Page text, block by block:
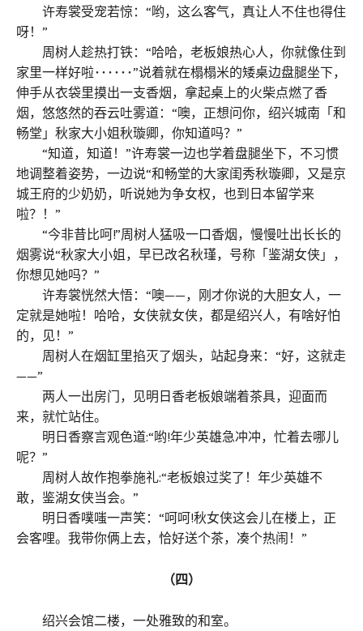
许寿裳受宠若惊：“哟，这么客气，真让人不住也得住
呀！”
周树人趁热打铁：“哈哈，老板娘热心人，你就像住到
家里一样好啦･･････”说着就在榻榻米的矮桌边盘腿坐下，
伸手从衣袋里摸出一支香烟，拿起桌上的火柴点燃了香
烟，悠悠然的吞云吐雾道：“噢，正想问你，绍兴城南「和
畅堂」秋家大小姐秋璇卿，你知道吗？”
“知道，知道！”许寿裳一边也学着盘腿坐下，不习惯
地调整着姿势，一边说“和畅堂的大家闺秀秋璇卿，又是京
城王府的少奶奶，听说她为争女权，也到日本留学来
啦？！”
“今非昔比呵!”周树人猛吸一口香烟，慢慢吐出长长的
烟雾说“秋家大小姐，早已改名秋瑾，号称「鉴湖女侠」，
你想见她吗？”
许寿裳恍然大悟：“噢——，刚才你说的大胆女人，一
定就是她啦！哈哈，女侠就女侠，都是绍兴人，有啥好怕
的，见！”
周树人在烟缸里掐灭了烟头，站起身来：“好，这就走
——”
两人一出房门，见明日香老板娘端着茶具，迎面而
来，就忙站住。
明日香察言观色道:“哟!年少英雄急冲冲，忙着去哪儿
呢？”
周树人故作抱拳施礼:“老板娘过奖了！年少英雄不
敢，鉴湖女侠当会。”
明日香噗嗤一声笑：“呵呵!秋女侠这会儿在楼上，正
会客哩。我带你俩上去，恰好送个茶，凑个热闹！”
（四）
绍兴会馆二楼，一处雅致的和室。